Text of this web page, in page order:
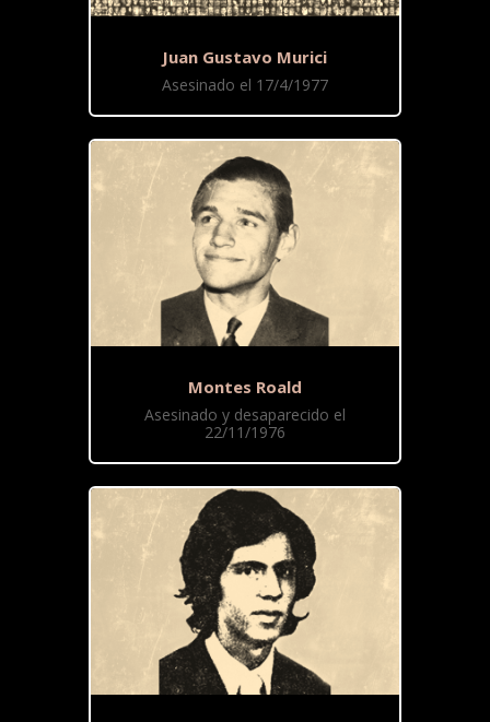
Juan Gustavo Murici
Asesinado el 17/4/1977
Montes Roald
Asesinado y desaparecido el
22/11/1976